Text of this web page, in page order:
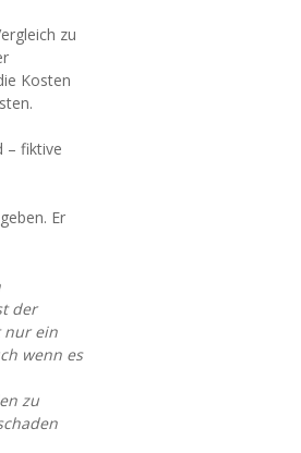
zu
Kosten
– fiktive
Er
der
nur ein
wenn es
zu